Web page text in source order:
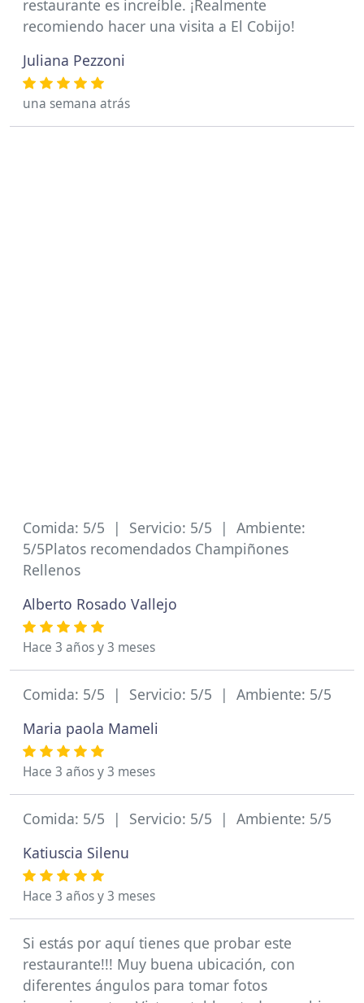
restaurante es increíble. ¡Realmente
recomiendo hacer una visita a El Cobijo!
Juliana Pezzoni
una semana atrás
Comida: 5/5 | Servicio: 5/5 | Ambiente:
5/5Platos recomendados Champiñones
Rellenos
Alberto Rosado Vallejo
Hace 3 años y 3 meses
Comida: 5/5 | Servicio: 5/5 | Ambiente: 5/5
Maria paola Mameli
Hace 3 años y 3 meses
Comida: 5/5 | Servicio: 5/5 | Ambiente: 5/5
Katiuscia Silenu
Hace 3 años y 3 meses
Si estás por aquí tienes que probar este
restaurante!!! Muy buena ubicación, con
diferentes ángulos para tomar fotos